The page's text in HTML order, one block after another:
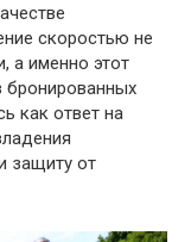
скоростью не
а именно этот
бронированных
как ответ на
защиту от